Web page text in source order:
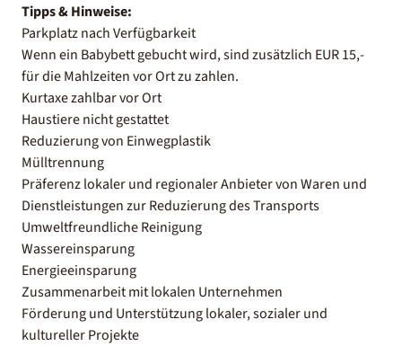
Tipps & Hinweise:
Parkplatz nach Verfügbarkeit
Wenn ein Babybett gebucht wird, sind zusätzlich EUR 15,-
für die Mahlzeiten vor Ort zu zahlen.
Kurtaxe zahlbar vor Ort
Haustiere nicht gestattet
Reduzierung von Einwegplastik
Mülltrennung
Präferenz lokaler und regionaler Anbieter von Waren und
Dienstleistungen zur Reduzierung des Transports
Umweltfreundliche Reinigung
Wassereinsparung
Energieeinsparung
Zusammenarbeit mit lokalen Unternehmen
Förderung und Unterstützung lokaler, sozialer und
kultureller Projekte